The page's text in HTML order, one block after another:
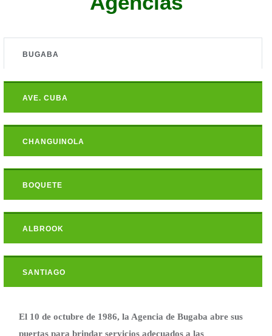
BUGABA
AVE. CUBA
CHANGUINOLA
BOQUETE
ALBROOK
SANTIAGO
El 10 de octubre de 1986, la Agencia de Bugaba abre sus
puertas para brindar servicios adecuados a las